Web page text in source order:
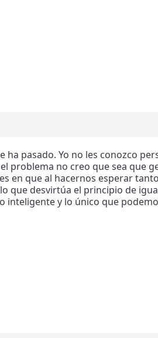
pasado. Yo no les conozco
problema no creo que sea que
en que al hacernos esperar
desvirtúa el principio de
inteligente y lo único que